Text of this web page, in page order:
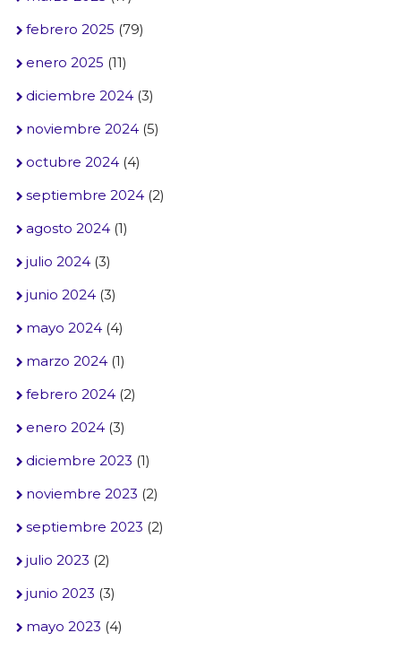
febrero 2025 (79)
enero 2025 (11)
diciembre 2024(3)
noviembre 2024(5)
octubre 2024(4)
septiembre 2024(2)
agosto 2024(1)
julio 2024(3)
junio 2024(3)
mayo 2024(4)
marzo 2024(1)
febrero 2024(2)
enero 2024(3)
diciembre 2023 (1)
noviembre 2023 (2)
septiembre 2023 (2)
julio 2023 (2)
junio 2023 (3)
mayo 2023 (4)